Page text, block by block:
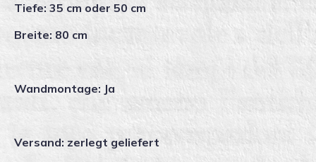
Tiefe: 35 cm oder 50 cm
Breite: 80 cm
Wandmontage: Ja
Versand: zerlegt geliefert